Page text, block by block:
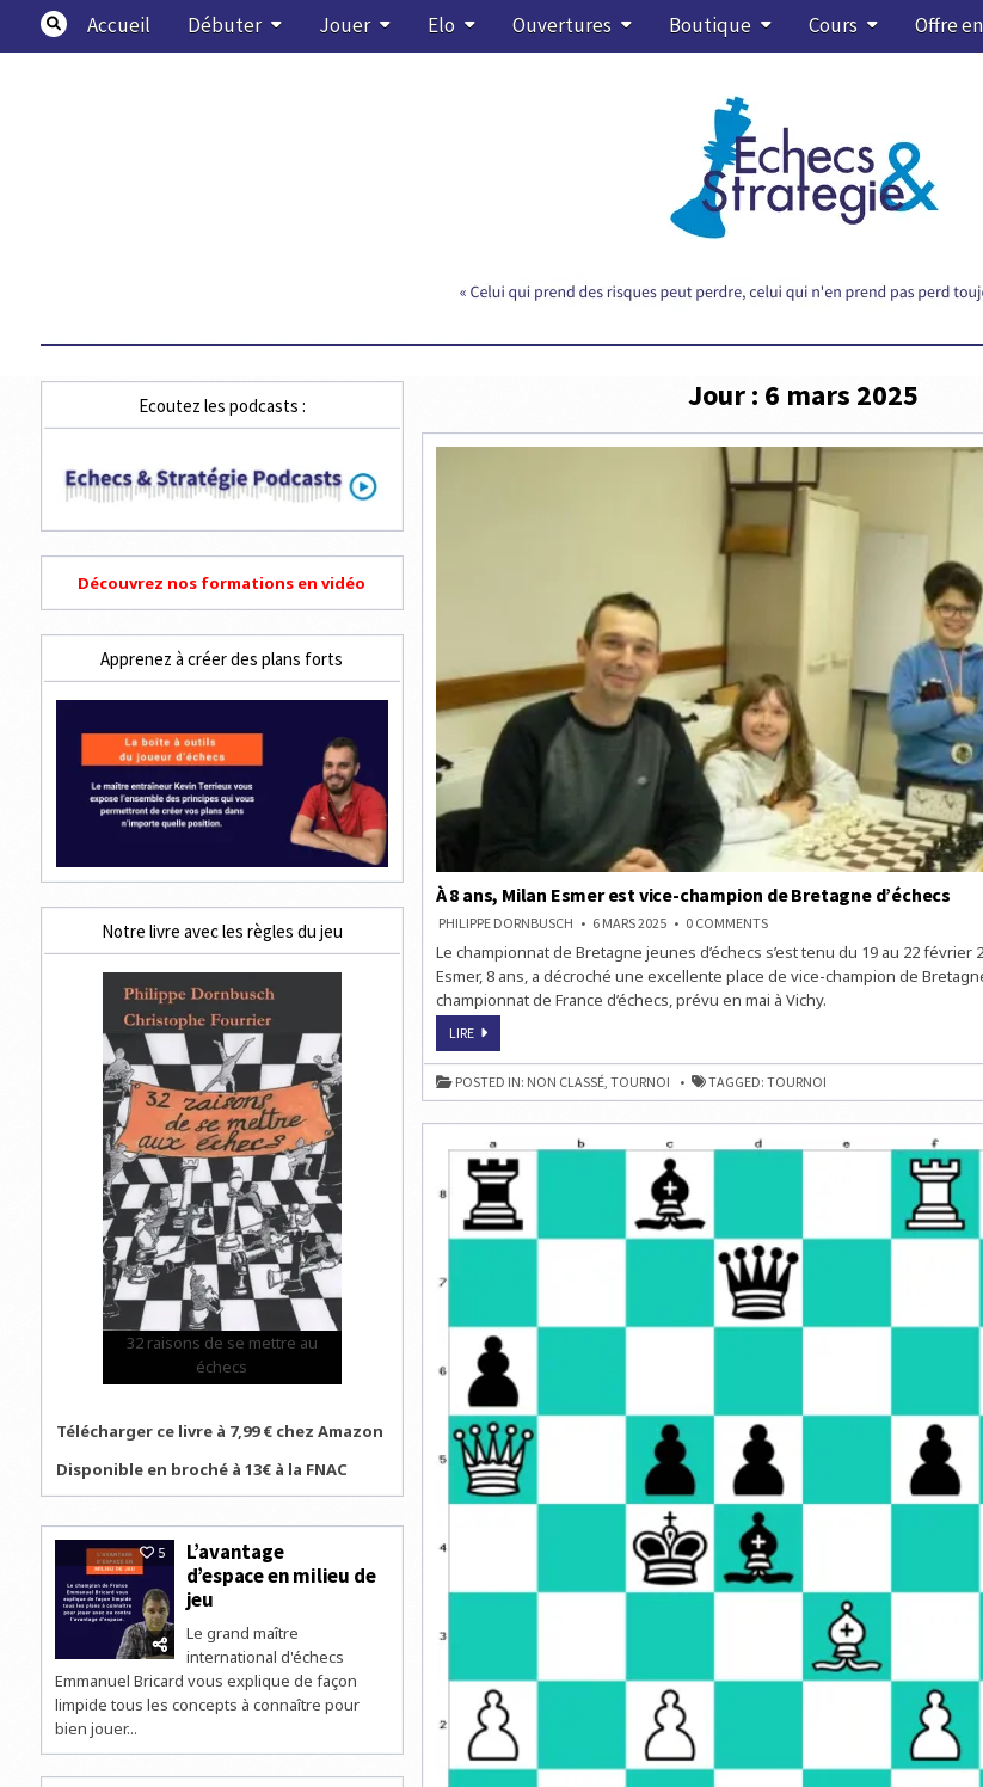
content
Accueil Débuter Jouer Elo Ouvertures Boutique Cours Offre
Jour : 6 mars 2025
À 8 ans, Milan Esmer est vice-champion de Bretagne d’échecs
PHILIPPE DORNBUSCH 6 MARS 2025 0 COMMENTSON
8 ANS,
ESMER
EST
VICE-
D’ÉCHECS
Le championnat de Bretagne jeunes d’échecs s’est tenu du 19 au 22 février
Esmer, 8 ans, a décroché une excellente place de vice-champion de
championnat de France d’échecs, prévu en mai à Vichy.
LIREÀ
MILAN
ESMER
EST
VICE-
BRETAGNE
D’ÉCHECS
POSTED IN: NON CLASSÉ, TOURNOI TAGGED: TOURNOI
Ecoutez les podcasts :
Découvrez nos formations en vidéo
Apprenez à créer des plans forts
Notre livre avec les règles du jeu
32 raisons de se mettre au
échecs
Télécharger ce livre à 7,99 € chez Amazon
Disponible en broché à 13€ à la FNAC
5
L’avantage
d’espace en milieu de
jeu
Le grand maître
international d'échecs
Emmanuel Bricard vous explique de façon
limpide tous les concepts à connaître pour
bien jouer...